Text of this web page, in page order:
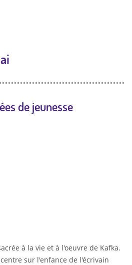
de jeunesse
à la vie et à l'oeuvre de Kafka.
sur l'enfance de l'écrivain